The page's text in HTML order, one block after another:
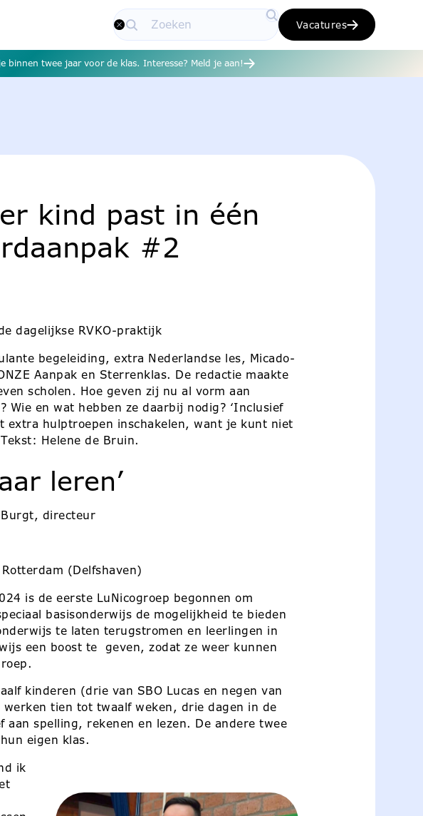
Vacatures
twee jaar voor de klas. Interesse? Meld je aan!
kind past in één
#2
dagelijkse RVKO-praktijk
begeleiding, extra Nederlandse les, Micado-
Aanpak en Sterrenklas. De redactie maakte
scholen. Hoe geven zij nu al vorm aan
Wie en wat hebben ze daarbij nodig? ‘Inclusief
extra hulptroepen inschakelen, want je kunt niet
Helene de Bruin.
leren’
Burgt, directeur
(Delfshaven)
is de eerste LuNicogroep begonnen om
basisonderwijs de mogelijkheid te bieden
te laten terugstromen en leerlingen in
een boost te geven, zodat ze weer kunnen
kinderen (drie van SBO Lucas en negen van
werken tien tot twaalf weken, drie dagen in de
aan spelling, rekenen en lezen. De andere twee
eigen klas.
ik